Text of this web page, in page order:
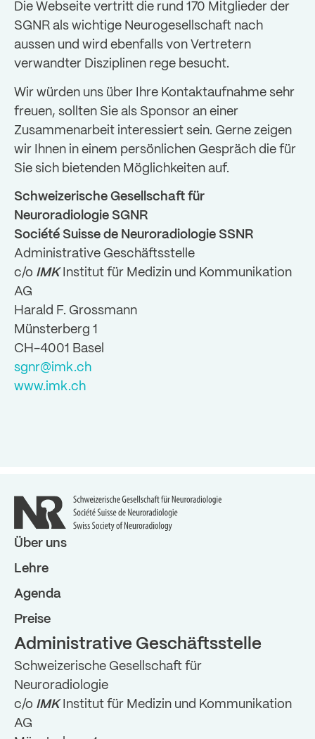
Die Webseite vertritt die rund 170 Mitglieder der
SGNR als wichtige Neurogesellschaft nach
aussen und wird ebenfalls von Vertretern
verwandter Disziplinen rege besucht.
Wir würden uns über Ihre Kontaktaufnahme sehr
freuen, sollten Sie als Sponsor an einer
Zusammenarbeit interessiert sein. Gerne zeigen
wir Ihnen in einem persönlichen Gespräch die für
Sie sich bietenden Möglichkeiten auf.
Schweizerische Gesellschaft für
Neuroradiologie SGNR
Société Suisse de Neuroradiologie SSNR
Administrative Geschäftsstelle
c/o IMK Institut für Medizin und Kommunikation
AG
Harald F. Grossmann
Münsterberg 1
CH-4001 Basel
sgnr@imk.ch
www.imk.ch
Über uns
Lehre
Agenda
Preise
Administrative Geschäftsstelle
Schweizerische Gesellschaft für
Neuroradiologie
c/o IMKInstitut für Medizin und Kommunikation
AG